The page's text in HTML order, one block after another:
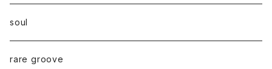
soul
rare groove